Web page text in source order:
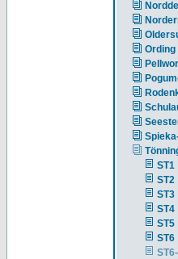
Ording
ST1
ST2
ST3
ST4
ST5
ST6